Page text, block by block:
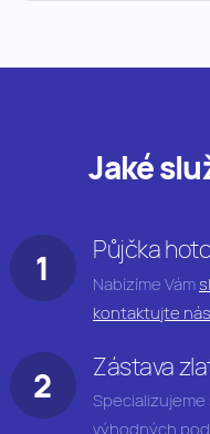
Jaké
Půjčka
Nabízíme Vám
kontaktujte nás
Zástava
Specializujeme